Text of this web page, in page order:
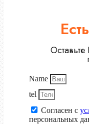
Name
tel
Согласен с
персональных